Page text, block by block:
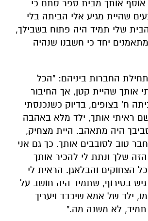
החברות ביניהם: "הכל
אותך שהיית קטן, אך החיבור
ח' בצופים, בדיוק כשנכנסתי
היה מתאהב. היית מצחיק,
טוב לסובבים אותך. כך גם אני
שלך ונתת לי להכיר אותך
הצחוקים והבלאגן. הראית לי
בטירוף, שתמיד היה חושב על
ילד של אמא שיכבד ויעריך
תמיד, לא משנה מה."
"סתיו, אחי הקטן והאהוב, אתה
אני אוהב אותך אהבת אמת.
האפשרות להיות האח הגדול